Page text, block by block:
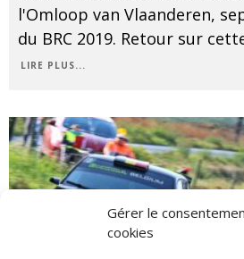
Gérer le
cookies
l'Omloop van Vlaanderen,
du BRC 2019. Retour sur
LIRE PLUS...